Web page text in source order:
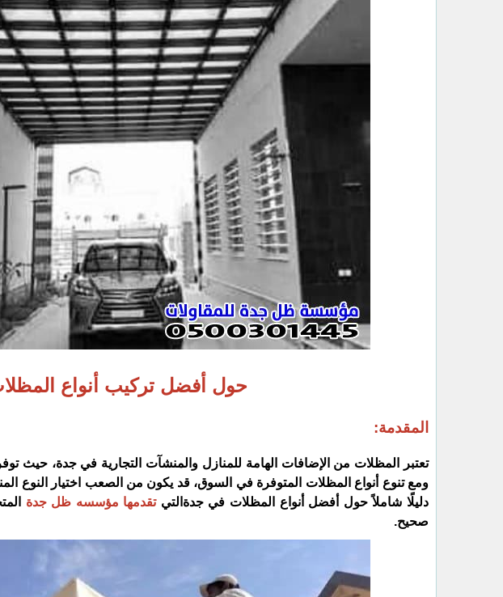
حول أفضل تركيب أنواع
المقدمة:
تعتبر المظلات من الإضافات الهامة للمنازل والمنشآت التجارية في جدة، حيث
ومع تنوع أنواع المظلات المتوفرة في السوق، قد يكون من الصعب اختيار النوع
دليلًا شاملاً حول أفضل أنواع المظلات في جدةالتيتقدمها مؤسسه ظل جدة
صحيح.